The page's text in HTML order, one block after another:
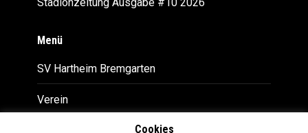
Menü
SV Hartheim Bremgarten
Verein
Cookies